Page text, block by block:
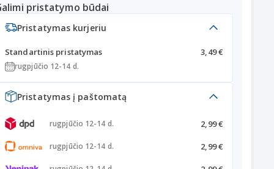
pristatymo būdai
Pristatymas kurjeriu
Standartinis pristatymas 3,49 €
rugpjūčio 12-14 d.
Pristatymas į paštomatą
rugpjūčio 12-14 d. 2,99 €
rugpjūčio 12-14 d. 2,99 €